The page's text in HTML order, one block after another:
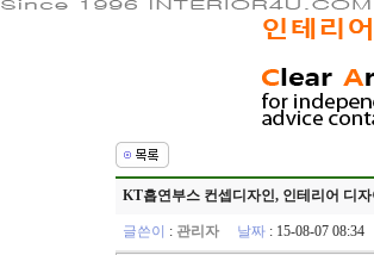
KT흡연부스 컨셉디자인, 인테리어 디
글쓴이 : 관리자 날짜 : 15-08-07 08:34